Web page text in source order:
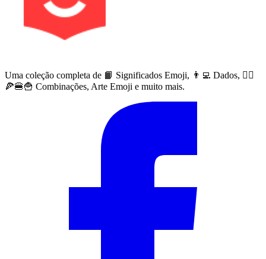
Uma coleção completa de 📙 Significados Emoji, 👨‍💻 Dados, 🙅‍♀️
🍕🍔🍟 Combinações, Arte Emoji e muito mais.